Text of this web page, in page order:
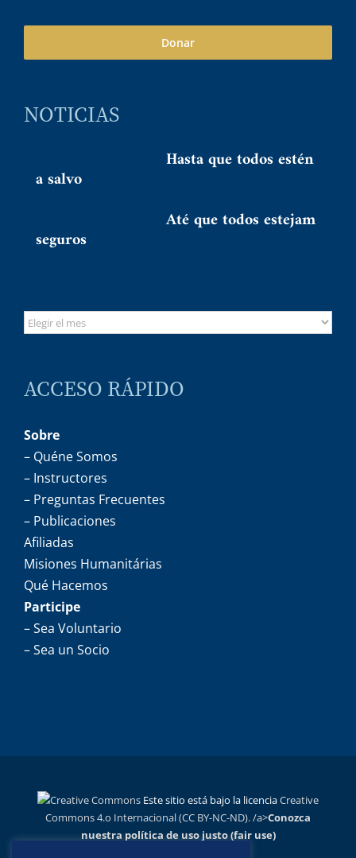
Donar
NOTICIAS
Hasta que todos estén
a salvo
Até que todos estejam
seguros
ACCESO RÁPIDO
Sobre
– Quéne Somos
– Instructores
– Preguntas Frecuentes
– Publicaciones
Afiliadas
Misiones Humanitárias
Qué Hacemos
Participe
– Sea Voluntario
– Sea un Socio
Este sitio está bajo la licenciaCreative
Commons 4.o Internacional (CC BY-NC-ND). /a>Conozca
nuestra política de uso justo (fair use)